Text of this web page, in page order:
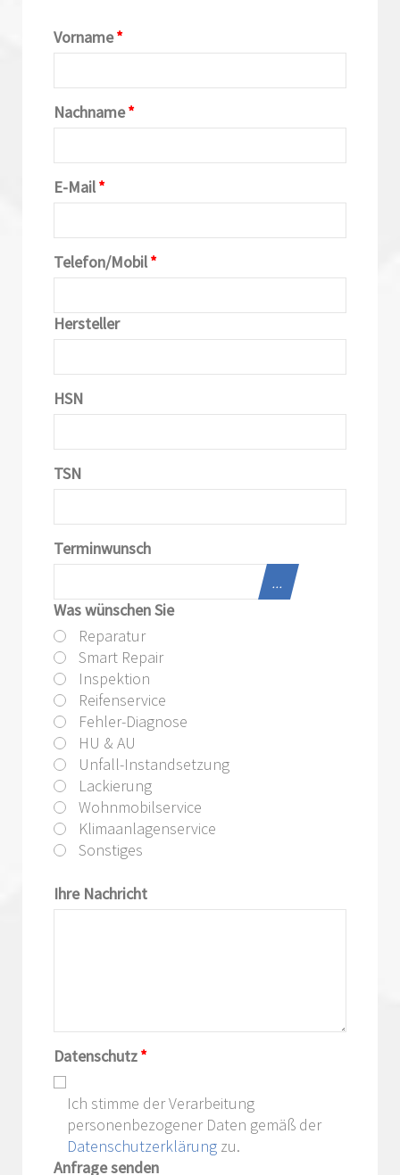
Vorname*
Nachname*
E-Mail*
Telefon/Mobil*
Hersteller
HSN
TSN
Terminwunsch
...
Was wünschen Sie
Reparatur
Smart Repair
Inspektion
Reifenservice
Fehler-Diagnose
HU & AU
Unfall-Instandsetzung
Lackierung
Wohnmobilservice
Klimaanlagenservice
Sonstiges
Ihre Nachricht
Datenschutz*
Ich stimme der Verarbeitung
personenbezogener Daten gemäß der
Datenschutzerklärung zu.
Anfrage senden